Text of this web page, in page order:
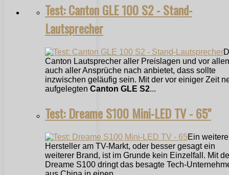
Test: Canton GLE 100 S2 - Stand-
Lautsprecher
Canton Lautsprecher aller Preislagen und vor
auch aller Ansprüche nach anbietet, dass sollte
inzwischen geläufig sein. Mit der vor einiger Zeit
aufgelegten Canton GLE S2...
Test: Dreame S100 Mini-LED TV - 65"
Ein
Hersteller am TV-Markt, oder besser gesagt ein
weiterer Brand, ist im Grunde kein Einzelfall. Mit
Dreame S100 dringt das besagte Tech-